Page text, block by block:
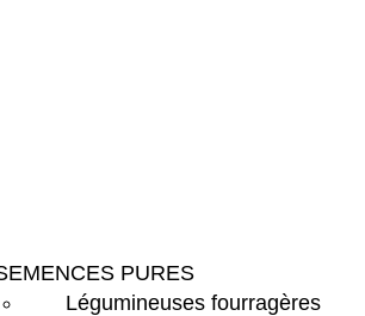
PURES
Légumineuses fourragères